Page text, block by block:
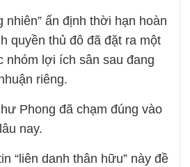
ấn định thời hạn hoàn
quyền thủ đô đã đặt ra một
nhóm lợi ích sân sau đang
riêng.
Phong đã chạm đúng vào
nay.
“liên danh thân hữu” này đề